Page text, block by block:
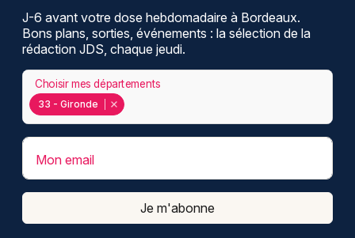
J-6 avant votre dose hebdomadaire à Bordeaux.
Bons plans, sorties, événements : la sélection de la
rédaction JDS, chaque jeudi.
33 - Gironde
Choisir mes départements
Mon email
Je m'abonne